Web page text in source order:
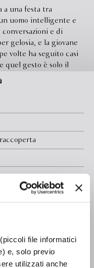
file informatici
e, solo previo
utilizzati anche
a una festa tra
un uomo intelligente e
e di
gelosia, e la giovane
volte ha seguito casi
quel gesto è solo il
di Cruzeiro do
affiancare
dalla lunga
votano le loro
sembra sfuggire
realtà e sogno, tra